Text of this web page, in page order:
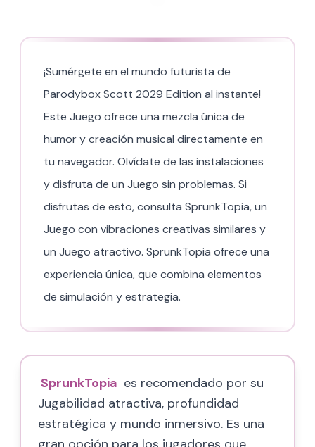
¡Sumérgete en el mundo futurista de
Parodybox Scott 2029 Edition al instante!
Este Juego ofrece una mezcla única de
humor y creación musical directamente en
tu navegador. Olvídate de las instalaciones
y disfruta de un Juego sin problemas. Si
disfrutas de esto, consulta SprunkTopia, un
Juego con vibraciones creativas similares y
un Juego atractivo. SprunkTopia ofrece una
experiencia única, que combina elementos
de simulación y estrategia.
SprunkTopia es recomendado por su
Jugabilidad atractiva, profundidad
estratégica y mundo inmersivo. Es una